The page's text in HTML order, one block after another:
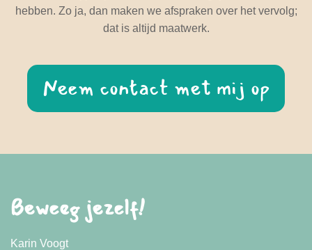
hebben. Zo ja, dan maken we afspraken over het vervolg;
dat is altijd maatwerk.
Neem contact met mij op
Beweeg jezelf!
Karin Voogt